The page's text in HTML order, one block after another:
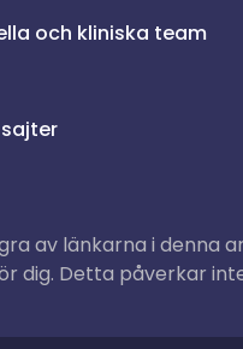
och kliniska team
av länkarna i denna
dig. Detta påverkar